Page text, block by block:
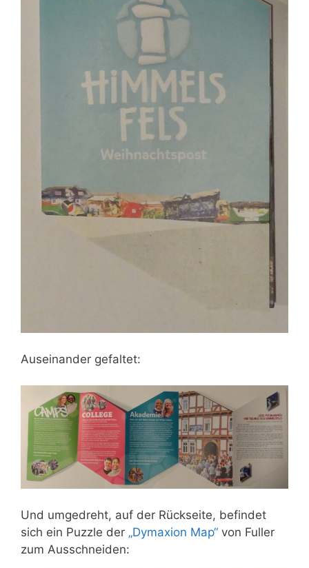
Auseinander gefaltet:
Und umgedreht, auf der Rückseite, befindet
sich ein Puzzle der „Dymaxion Map“ von Fuller
zum Ausschneiden: